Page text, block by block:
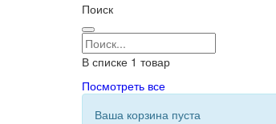
Поиск
В списке 1 товар
Посмотреть все
Ваша корзина пуста